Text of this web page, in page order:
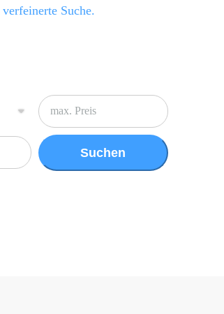
verfeinerte Suche.
Suchen